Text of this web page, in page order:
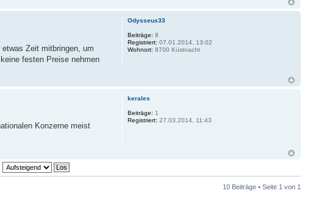
Zeit mitbringen, um
festen Preise nehmen
Odysseus33
Beiträge: 8
Registriert: 07.01.2014, 13:02
Wohnort: 8700 Küstnacht
Konzerne meist
kerales
Beiträge: 1
Registriert: 27.03.2014, 11:43
10 Beiträge • Seite 1 von 1